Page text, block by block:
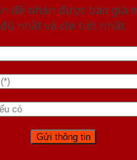
để nhận được báo giá
đủ nhất và chi tiết nhất.